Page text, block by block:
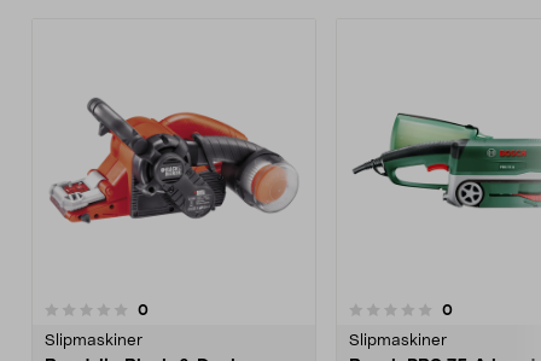
0recensioner
Slipmaskiner
0.0 av 5 stjärnor 0recensioner
Slipmaskiner